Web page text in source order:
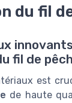
du fil
fil de
est
de haute